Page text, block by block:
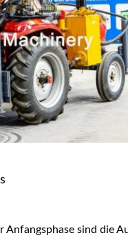
Anfangsphase sind die